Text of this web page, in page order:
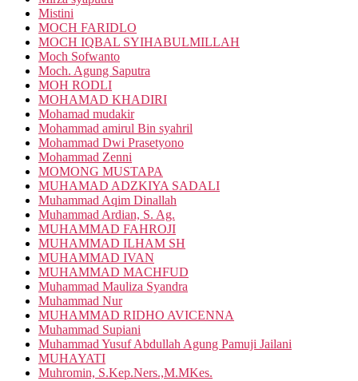
Mistini
MOCH FARIDLO
MOCH IQBAL SYIHABULMILLAH
Moch Sofwanto
Moch. Agung Saputra
MOH RODLI
MOHAMAD KHADIRI
Mohamad mudakir
Mohammad amirul Bin syahril
Mohammad Dwi Prasetyono
Mohammad Zenni
MOMONG MUSTAPA
MUHAMAD ADZKIYA SADALI
Muhammad Aqim Dinallah
Muhammad Ardian, S. Ag.
MUHAMMAD FAHROJI
MUHAMMAD ILHAM SH
MUHAMMAD IVAN
MUHAMMAD MACHFUD
Muhammad Mauliza Syandra
Muhammad Nur
MUHAMMAD RIDHO AVICENNA
Muhammad Supiani
Muhammad Yusuf Abdullah Agung Pamuji Jailani
MUHAYATI
Muhromin, S.Kep.Ners.,M.MKes.